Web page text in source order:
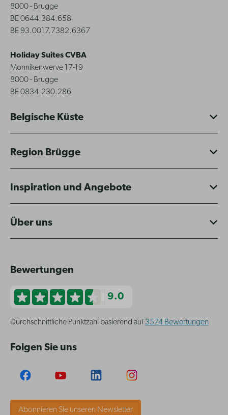
8000 - Brugge
BE 0644.384.658
BE 93.0017.7382.6367
Holiday Suites CVBA
Monnikenwerve 17-19
8000 - Brugge
BE 0834.230.286
Belgische Küste
Region Brügge
Inspiration und Angebote
Über uns
Bewertungen
9.0
Durchschnittliche Punktzahl basierend auf 3574 Bewertungen
Folgen Sie uns
Abonnieren Sie unseren Newsletter